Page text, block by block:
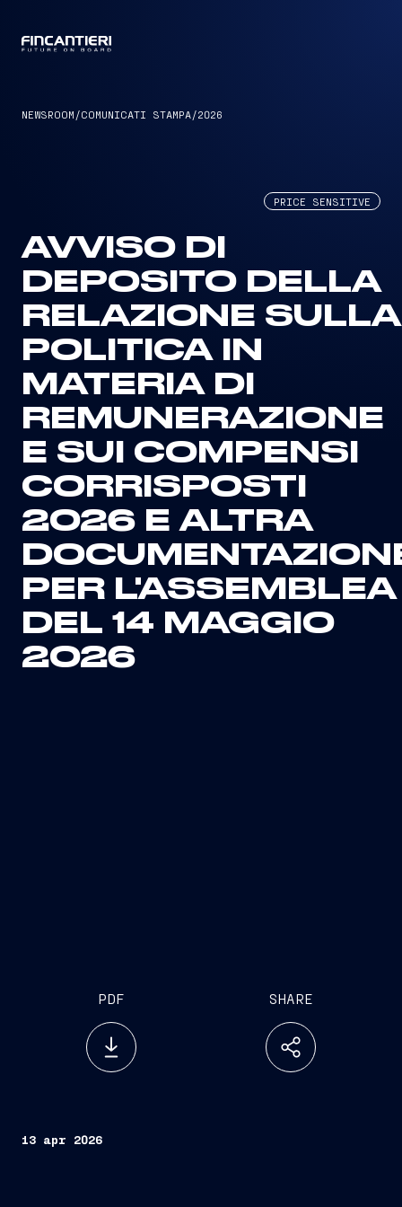
NEWSROOM /COMUNICATI STAMPA/2026
PRICE SENSITIVE
AVVISO DI
DEPOSITO DELLA
RELAZIONE SULLA
POLITICA IN
MATERIA DI
REMUNERAZIONE
E SUI COMPENSI
CORRISPOSTI
2026 E ALTRA
PER L'ASSEMBLEA
DEL 14 MAGGIO
2026
PDF SHARE
13 apr 2026